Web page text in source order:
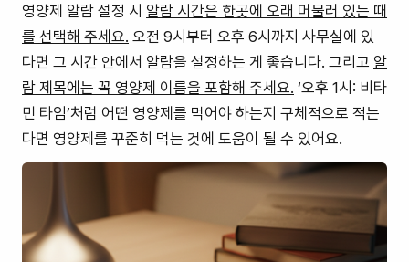
영양제 알람 설정 시 알람 시간은 한곳에 오래 머물러 있는 때
를 선택해 주세요. 오전 9시부터 오후 6시까지 사무실에 있
다면 그 시간 안에서 알람을 설정하는 게 좋습니다. 그리고 알
람 제목에는 꼭 영양제 이름을 포함해 주세요. ‘오후 1시: 비타
민 타임’처럼 어떤 영양제를 먹어야 하는지 구체적으로 적는
다면 영양제를 꾸준히 먹는 것에 도움이 될 수 있어요.